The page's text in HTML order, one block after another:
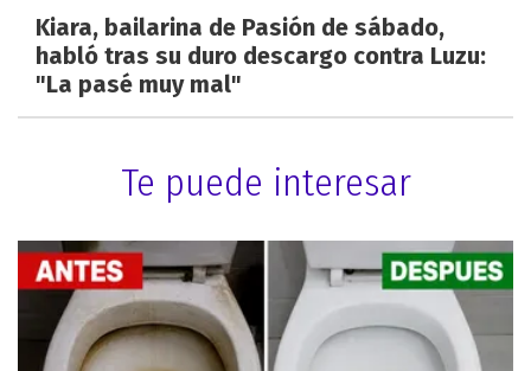
Kiara, bailarina de Pasión de sábado,
habló tras su duro descargo contra Luzu:
"La pasé muy mal"
Te puede interesar